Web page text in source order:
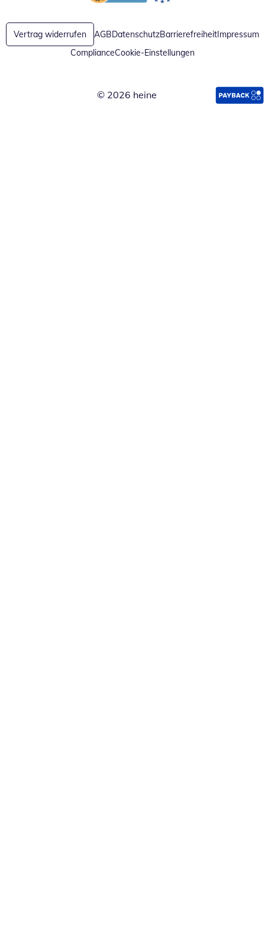
Öffnet in neuem FensterÖffnet in neuem Fenster
Vertrag widerrufen AGBDatenschutzBarrierefreiheitImpressum
ComplianceCookie-Einstellungen
© 2026 heine